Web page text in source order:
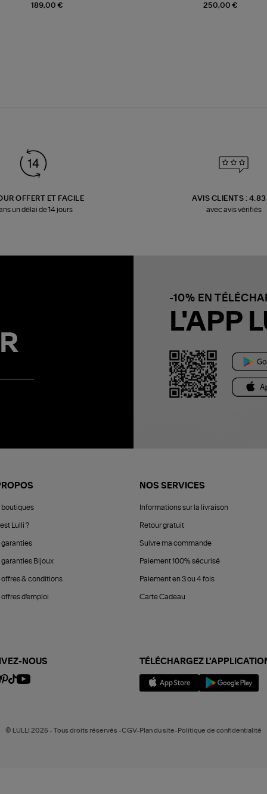
189,00 € 250,00 €
OFFERT ET FACILE
un délai de 14 jours
AVIS CLIENTS :
avec avis vérifiés
-10% EN
L'APP
boutiques
Lulli ?
garanties
garanties Bijoux
offres & conditions
offres d'emploi
NOS SERVICES
Informations sur la livraison
Retour gratuit
Suivre ma commande
Paiement 100% sécurisé
Paiement en 3 ou 4 fois
Carte Cadeau
NOUS TÉLÉCHARGEZ
© LULLI 2025 - Tous droits réservés -CGV-Plan du site-Politique de confidentialité